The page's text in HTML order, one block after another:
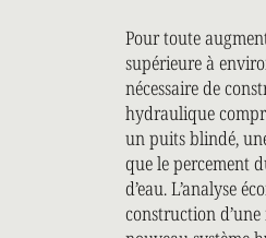
Pour toute
supérieure à
nécessaire de
hydraulique
un puits blindé,
que le percement
d’eau. L’analyse
construction